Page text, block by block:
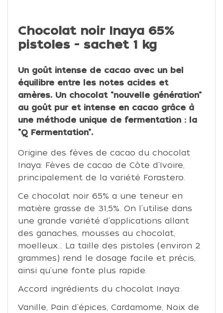
Chocolat noir Inaya 65%
pistoles - sachet 1 kg
Un goût intense de cacao avec un bel
équilibre entre les notes acides et
amères. Un chocolat "nouvelle génération"
au goût pur et intense en cacao grâce à
une méthode unique de fermentation : la
"Q Fermentation".
Origine des fèves de cacao du chocolat
Inaya: Fèves de cacao de Côte d'Ivoire,
principalement de la variété Forastero.
Ce chocolat noir 65% a une teneur en
matière grasse de 31,5%. On l'utilise dans
une grande variété d'applications allant
des ganaches, mousses au chocolat,
moelleux... La taille des pistoles (environ 2
grammes) rend le dosage facile et précis,
ainsi qu'une fonte plus rapide.
Accord ingrédients du chocolat Inaya:
Vanille, Pain d'épices, Cardamome, Noix de